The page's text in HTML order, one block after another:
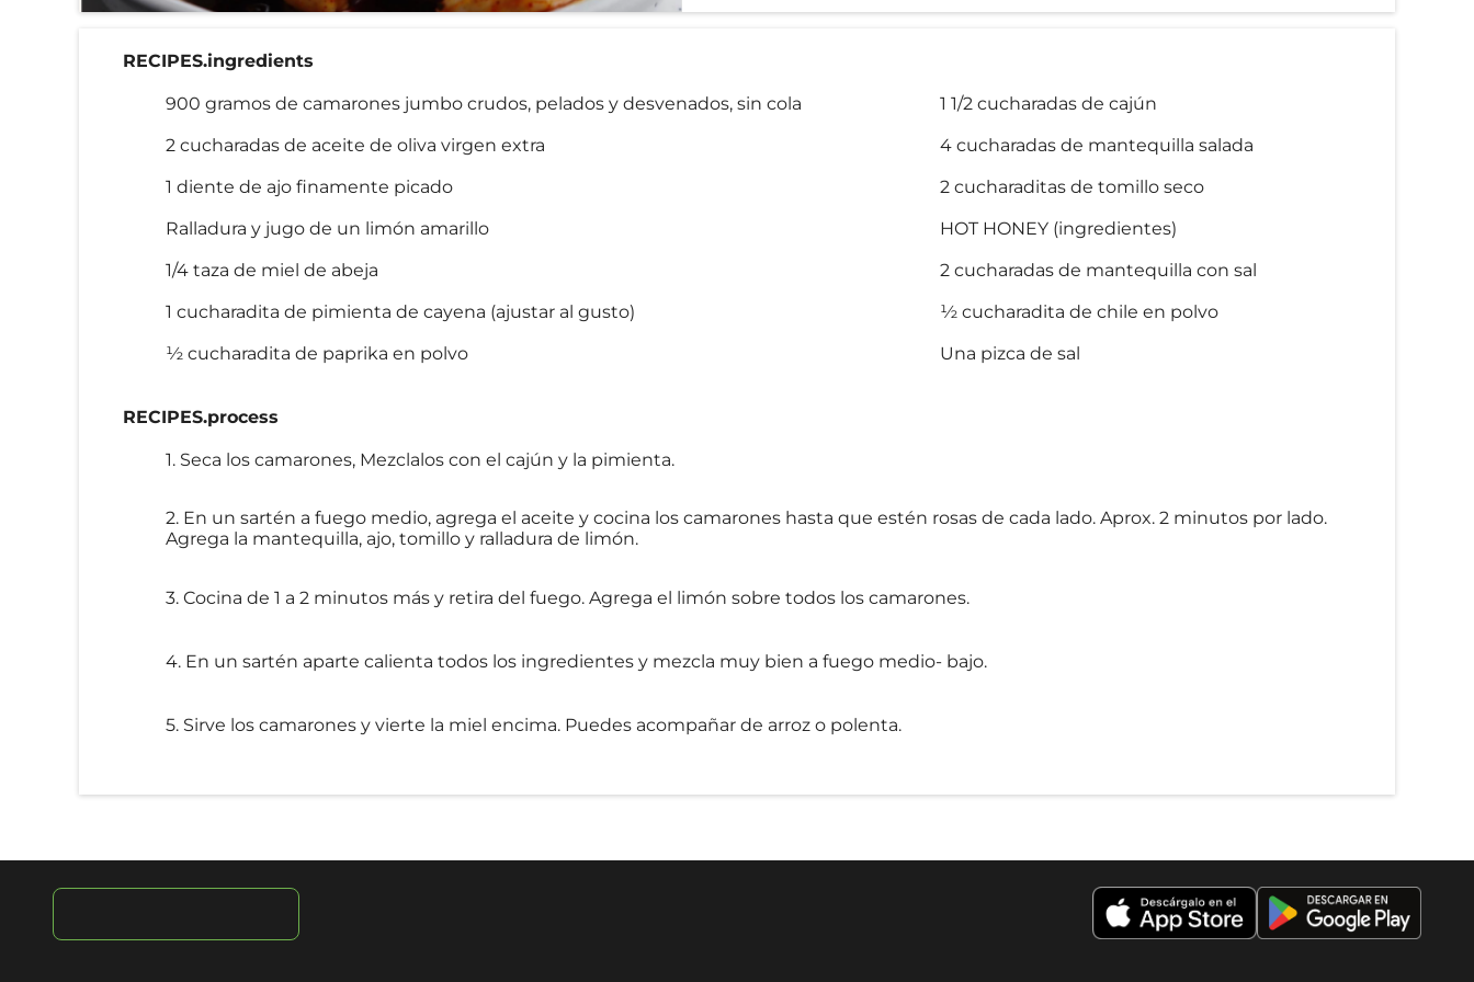
RECIPES.ingredients
900 gramos de camarones jumbo crudos, pelados y desvenados, sin cola
1 1/2 cucharadas de cajún
2 cucharadas de aceite de oliva virgen extra
4 cucharadas de mantequilla salada
1 diente de ajo finamente picado
2 cucharaditas de tomillo seco
Ralladura y jugo de un limón amarillo
HOT HONEY (ingredientes)
1/4 taza de miel de abeja
2 cucharadas de mantequilla con sal
1 cucharadita de pimienta de cayena (ajustar al gusto)
½ cucharadita de chile en polvo
½ cucharadita de paprika en polvo
Una pizca de sal
RECIPES.process
1. Seca los camarones, Mezclalos con el cajún y la pimienta.
2. En un sartén a fuego medio, agrega el aceite y cocina los camarones hasta que estén rosas de cada lado. Aprox. 2 minutos por lado.
Agrega la mantequilla, ajo, tomillo y ralladura de limón.
3. Cocina de 1 a 2 minutos más y retira del fuego. Agrega el limón sobre todos los camarones.
4. En un sartén aparte calienta todos los ingredientes y mezcla muy bien a fuego medio- bajo.
5. Sirve los camarones y vierte la miel encima. Puedes acompañar de arroz o polenta.